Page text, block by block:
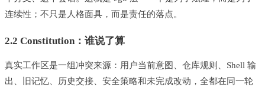
连续性；不只是人格面具，而是责任的落点。
2.2 Constitution：谁说了算
真实工作区是一组冲突来源：用户当前意图、仓库规则、Shell 输
出、旧记忆、历史交接、安全策略和未完成改动，全都在同一轮